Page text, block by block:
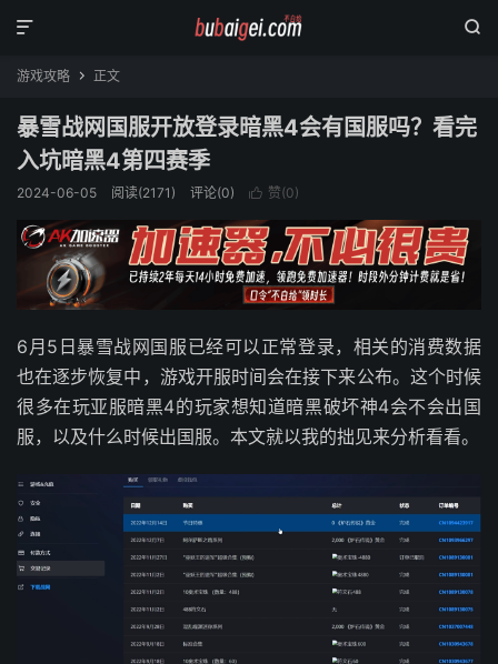


游戏攻略  正文
暴雪战网国服开放登录暗黑4会有国服吗？看完
入坑暗黑4第四赛季
2024-06-05 阅读(2171) 评论(0)  赞(0)
6月5日暴雪战网国服已经可以正常登录，相关的消费数据
也在逐步恢复中，游戏开服时间会在接下来公布。这个时候
很多在玩亚服暗黑4的玩家想知道暗黑破坏神4会不会出国
服，以及什么时候出国服。本文就以我的拙见来分析看看。